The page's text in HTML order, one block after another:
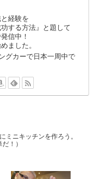
経験を
功する方法』と題して
信中！
ました。
グカーで日本一周中で
ミニキッチンを作ろう。
！）